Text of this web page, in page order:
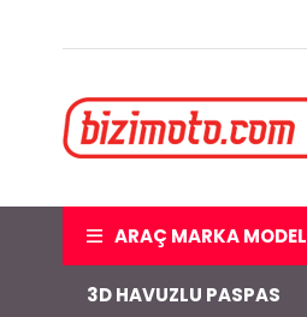
ARAÇ MARKA MODEL
3D HAVUZLU PASPAS